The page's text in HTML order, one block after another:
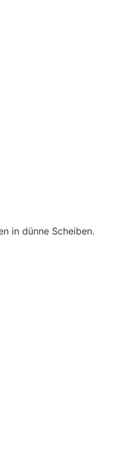
in dünne Scheiben.